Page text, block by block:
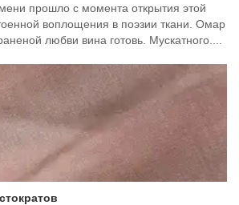
прошло с момента открытия этой
воплощения в поэзии ткани. Омар
любви вина готовь. Мускатного....